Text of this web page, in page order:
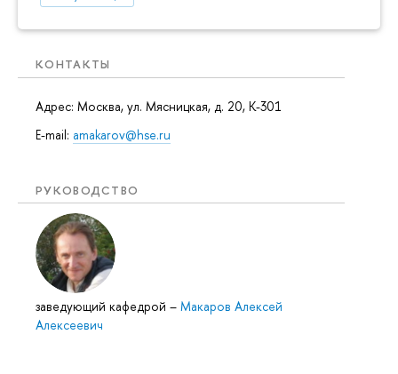
КОНТАКТЫ
Адрес: Москва, ул. Мясницкая, д. 20, К-301
E-mail: amakarov@hse.ru
РУКОВОДСТВО
заведующий кафедрой – Макаров Алексей
Алексеевич